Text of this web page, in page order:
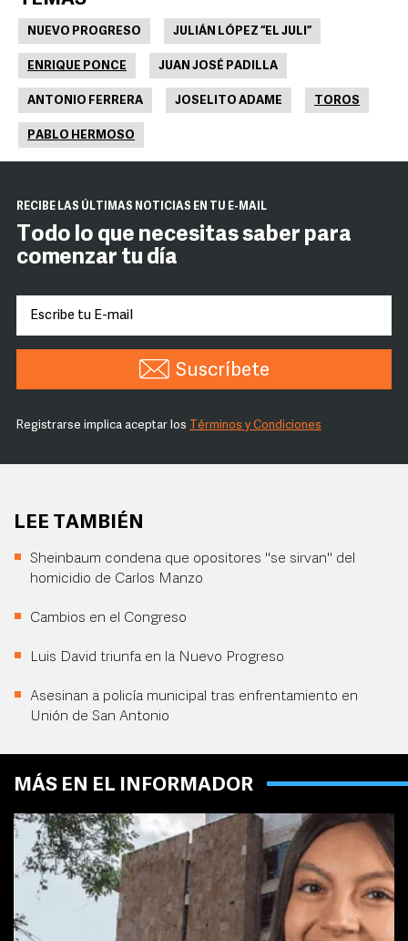
NUEVO PROGRESO JULIÁN LÓPEZ “EL JULI”
ENRIQUE PONCE JUAN JOSÉ PADILLA
ANTONIO FERRERA JOSELITO ADAME TOROS
PABLO HERMOSO
RECIBE LAS ÚLTIMAS NOTICIAS EN TU E-MAIL
Todo lo que necesitas saber para
comenzar tu día
Suscríbete
Registrarse implica aceptar los Términos y Condiciones
LEE TAMBIÉN
Sheinbaum condena que opositores "se sirvan" del
homicidio de Carlos Manzo
Cambios en el Congreso
Luis David triunfa en la Nuevo Progreso
Asesinan a policía municipal tras enfrentamiento en
Unión de San Antonio
MÁS EN EL INFORMADOR